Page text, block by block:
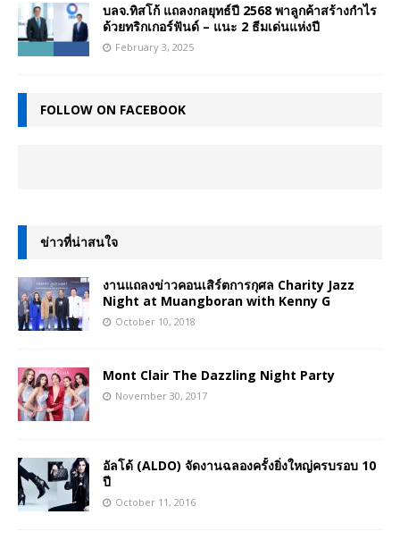
บลจ.ทิสโก้ แถลงกลยุทธ์ปี 2568 พาลูกค้าสร้างกำไร
ด้วยทริกเกอร์ฟันด์ – แนะ 2 ธีมเด่นแห่งปี
February 3, 2025
FOLLOW ON FACEBOOK
ข่าวที่น่าสนใจ
งานแถลงข่าวคอนเสิร์ตการกุศล Charity Jazz
Night at Muangboran with Kenny G
October 10, 2018
Mont Clair The Dazzling Night Party
November 30, 2017
อัลโด้ (ALDO) จัดงานฉลองครั้งยิ่งใหญ่ครบรอบ 10
ปี
October 11, 2016